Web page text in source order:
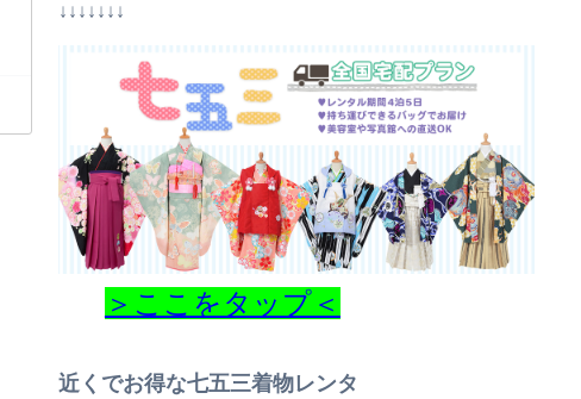
↓↓↓↓↓↓↓
＞ここをタップ＜
近くでお得な七五三着物レンタ